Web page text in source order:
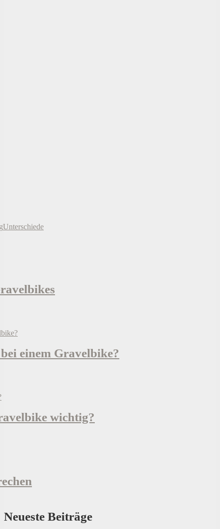
Unterschiede
einem Gravelbike?
wichtig?
Neueste Beiträge